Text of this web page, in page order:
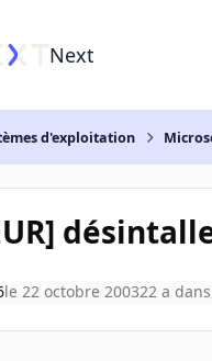
Next
d'exploitation
le 22 octobre 200322 a dans